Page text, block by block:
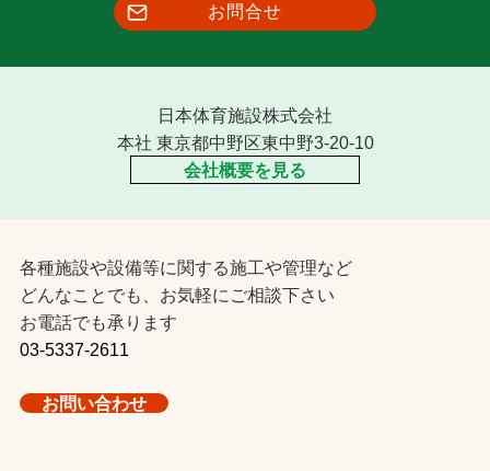
お問合せ
日本体育施設株式会社
本社 東京都中野区東中野3-20-10
会社概要を見る
各種施設や設備等に関する施工や管理など
どんなことでも、お気軽にご相談下さい
お電話でも承ります
03-5337-2611
お問い合わせ